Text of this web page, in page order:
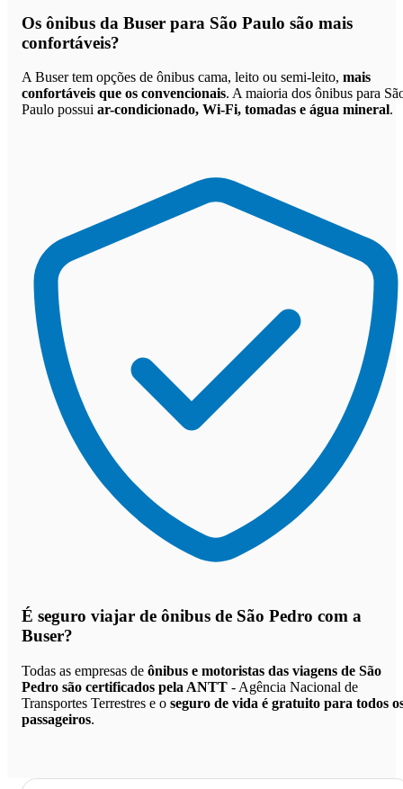
Os ônibus da Buser para São Paulo são mais
confortáveis?
A Buser tem opções de ônibus cama, leito ou semi-leito, mais
confortáveis que os convencionais. A maioria dos ônibus para
Paulo possui ar-condicionado, Wi-Fi, tomadas e água mineral.
É seguro viajar de ônibus de São Pedro com a
Buser?
Todas as empresas de ônibus e motoristas das viagens de São
Pedro são certificados pela ANTT - Agência Nacional de
Transportes Terrestres e o seguro de vida é gratuito para todos
passageiros.